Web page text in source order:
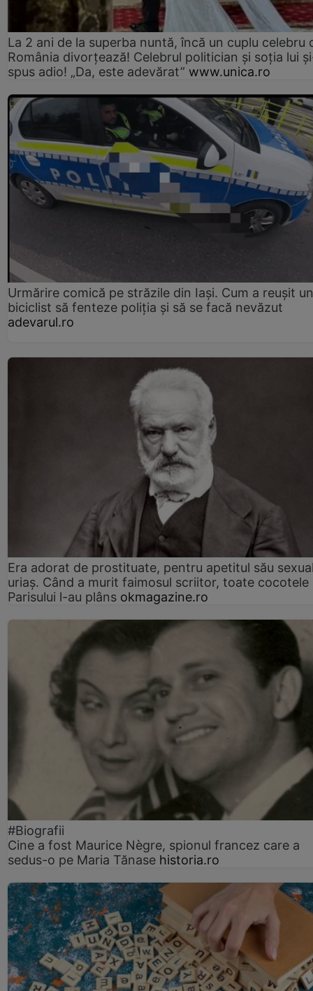
La 2 ani de la superba nuntă, încă un cuplu celebru
România divorțează! Celebrul politician și soția lui
spus adio! „Da, este adevărat” www.unica.ro
Urmărire comică pe străzile din Iași. Cum a reușit un
biciclist să fenteze poliția și să se facă nevăzut
adevarul.ro
Era adorat de prostituate, pentru apetitul său
uriaș. Când a murit faimosul scriitor, toate cocotele
Parisului l-au plâns okmagazine.ro
#Biografii
Cine a fost Maurice Nègre, spionul francez care a
sedus-o pe Maria Tănase historia.ro